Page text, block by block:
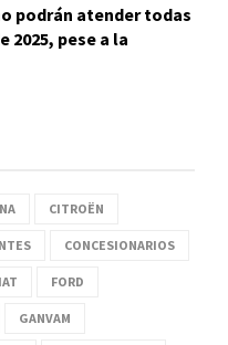
podrán atender todas
2025, pese a la
CITROËN
CONCESIONARIOS
FORD
GANVAM